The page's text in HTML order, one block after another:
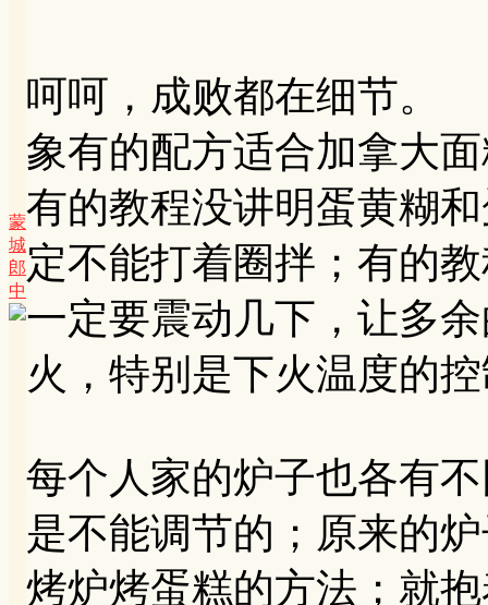
蒙
城
郎
中
呵呵，成败都在细节。
象有的配方适合加拿大
有的教程没讲明蛋黄糊
定不能打着圈拌；有的
一定要震动几下，让多
火，特别是下火温度的
每个人家的炉子也各有
是不能调节的；原来的
烤炉烤蛋糕的方法；就